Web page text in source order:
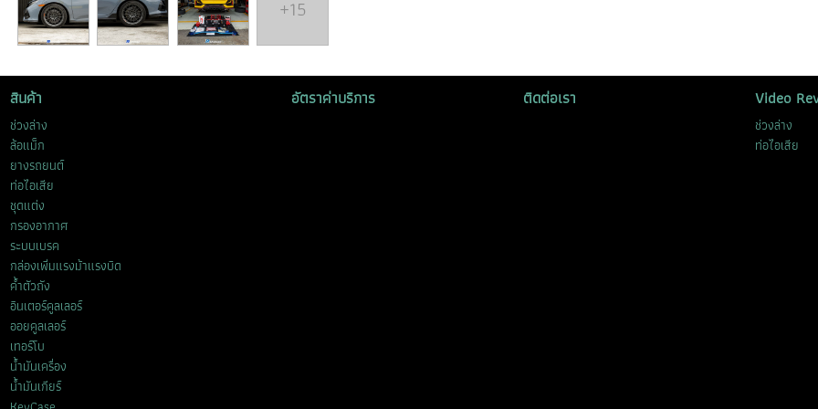
+15
สินค้า
ช่วงล่าง
ล้อแม็ก
ยางรถยนต์
ท่อไอเสีย
ชุดแต่ง
กรองอากาศ
ระบบเบรค
กล่องเพิ่มแรงม้าแรงบิด
ค้ำตัวถัง
อินเตอร์คูลเลอร์
ออยคูลเลอร์
เทอร์โบ
น้ำมันเครื่อง
น้ำมันเกียร์
อัตราค่าบริการ ติดต่อเรา Video
ช่วงล่าง
ท่อไอเสีย